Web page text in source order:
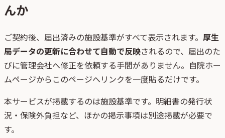
んか
ご契約後、 届出済みの施設基準がすべて表示されます。 厚生
局データの更新に合わせて自動で反映されるので、届出のた
びに管理会社へ修正を依頼する手間がありません。自院ホー
ムページからこのページへリンクを一度貼るだけです。
本サービスが掲載するのは施設基準です。明細書の発行状
況・保険外負担など、ほかの掲示事項は別途掲載が必要で
す。